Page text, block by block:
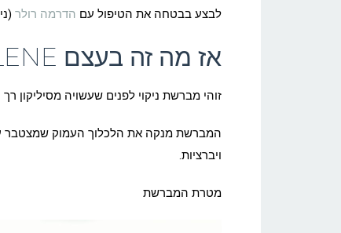
לבצע בבטחה את הטיפול עם הדרמה רולר
אז מה זה בעצם SELENE ?
זוהי מברשת ניקוי לפנים שעשויה מסיליקון
המברשת מנקה את הלכלוך העמוק שמצטבר על
ויברציות.
מטרת המברשת